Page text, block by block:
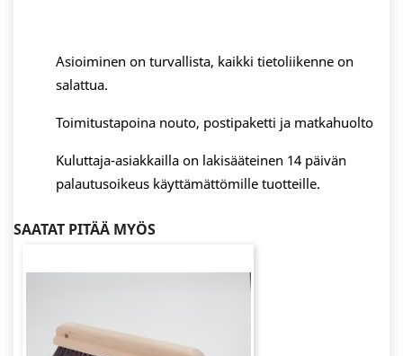
Asioiminen on turvallista, kaikki tietoliikenne on
salattua.
Toimitustapoina nouto, postipaketti ja matkahuolto
Kuluttaja-asiakkailla on lakisääteinen 14 päivän
palautusoikeus käyttämättömille tuotteille.
SAATAT PITÄÄ MYÖS